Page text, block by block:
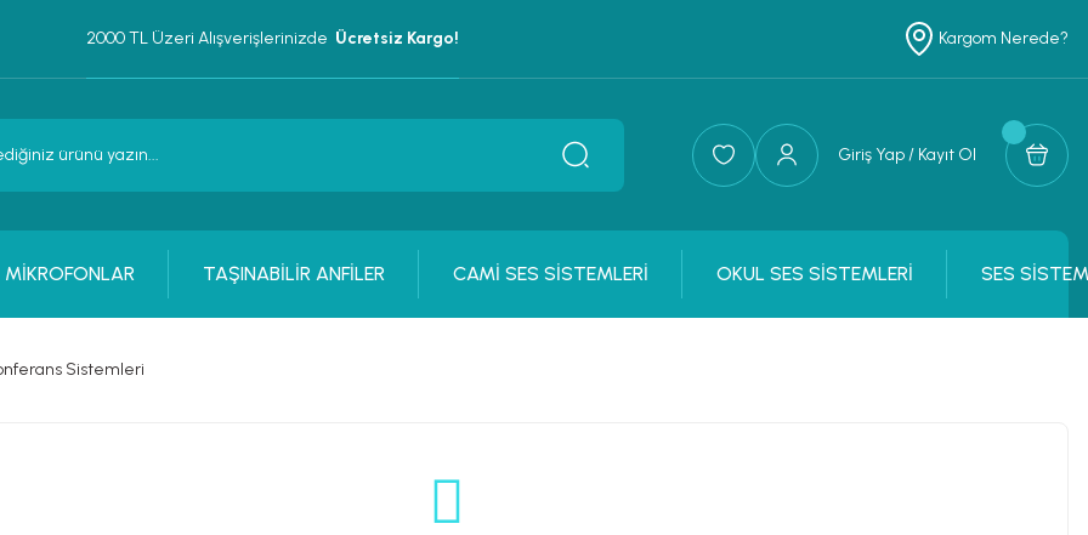
2000 TL Üzeri Alışverişlerinizde Ücretsiz Kargo! Kargom Nerede?
Giriş Yap / Kayıt Ol
MİKROFONLAR TAŞINABİLİR ANFİLER CAMİ SES SİSTEMLERİ OKUL SES SİSTEMLERİ SES
Sistemleri